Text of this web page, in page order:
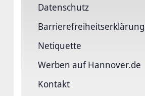
Datenschutz
Barriere­freiheits­erklärung
Netiquette
Werben auf Hannover.de
Kontakt